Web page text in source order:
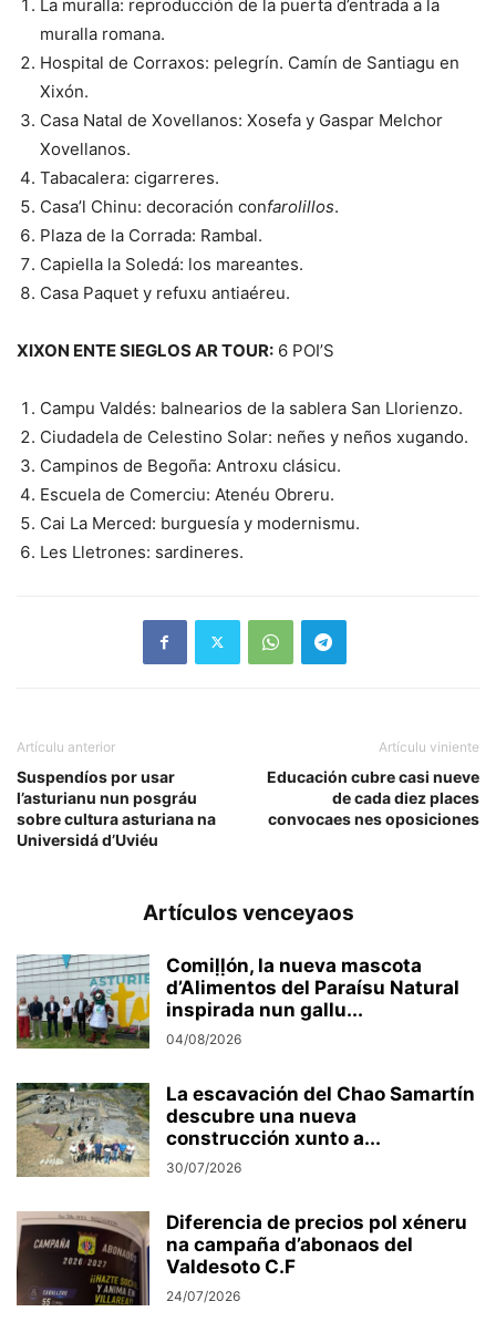
La muralla: reproducción de la puerta d’entrada a la
muralla romana.
Hospital de Corraxos: pelegrín. Camín de Santiagu en
Xixón.
Casa Natal de Xovellanos: Xosefa y Gaspar Melchor
Xovellanos.
Tabacalera: cigarreres.
Casa’l Chinu: decoración confarolillos.
Plaza de la Corrada: Rambal.
Capiella la Soledá: los mareantes.
Casa Paquet y refuxu antiaéreu.
XIXON ENTE SIEGLOS AR TOUR: 6 POI’S
Campu Valdés: balnearios de la sablera San Llorienzo.
Ciudadela de Celestino Solar: neñes y neños xugando.
Campinos de Begoña: Antroxu clásicu.
Escuela de Comerciu: Atenéu Obreru.
Cai La Merced: burguesía y modernismu.
Les Lletrones: sardineres.
Artículu anterior
Suspendíos por usar
l’asturianu nun posgráu
sobre cultura asturiana na
Universidá d’Uviéu
Artículu viniente
Educación cubre casi nueve
de cada diez places
convocaes nes oposiciones
Artículos venceyaos
Comiḷḷón, la nueva mascota
d’Alimentos del Paraísu Natural
inspirada nun gallu...
04/08/2026
La escavación del Chao Samartín
descubre una nueva
construcción xunto a...
30/07/2026
Diferencia de precios pol xéneru
na campaña d’abonaos del
Valdesoto C.F
24/07/2026